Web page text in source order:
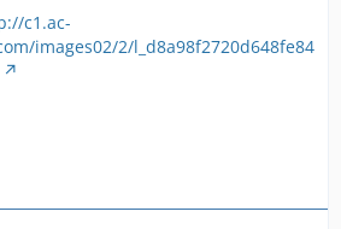
c1.ac-
images02/2/l_d8a98f2720d648fe84